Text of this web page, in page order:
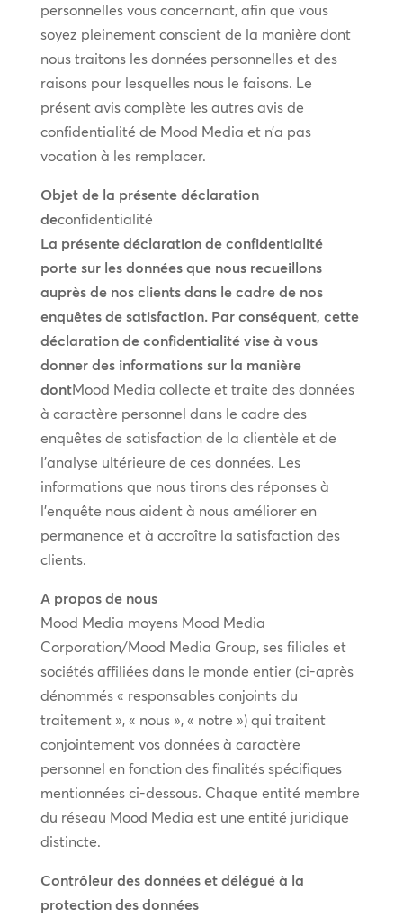
personnelles vous concernant, afin que vous
soyez pleinement conscient de la manière dont
nous traitons les données personnelles et des
raisons pour lesquelles nous le faisons. Le
présent avis complète les autres avis de
confidentialité de Mood Media et n’a pas
vocation à les remplacer.
Objet de la présente déclaration
deconfidentialité
La présente déclaration de confidentialité
porte sur les données que nous recueillons
auprès de nos clients dans le cadre de nos
enquêtes de satisfaction. Par conséquent, cette
déclaration de confidentialité vise à vous
donner des informations sur la manière
dontMood Media collecte et traite des données
à caractère personnel dans le cadre des
enquêtes de satisfaction de la clientèle et de
l’analyse ultérieure de ces données. Les
informations que nous tirons des réponses à
l’enquête nous aident à nous améliorer en
permanence et à accroître la satisfaction des
clients.
A propos de nous
Mood Media moyens Mood Media
Corporation/Mood Media Group, ses filiales et
sociétés affiliées dans le monde entier (ci-après
dénommés « responsables conjoints du
traitement », « nous », « notre ») qui traitent
conjointement vos données à caractère
personnel en fonction des finalités spécifiques
mentionnées ci-dessous. Chaque entité membre
du réseau Mood Media est une entité juridique
distincte.
Contrôleur des données et délégué à la
protection des données